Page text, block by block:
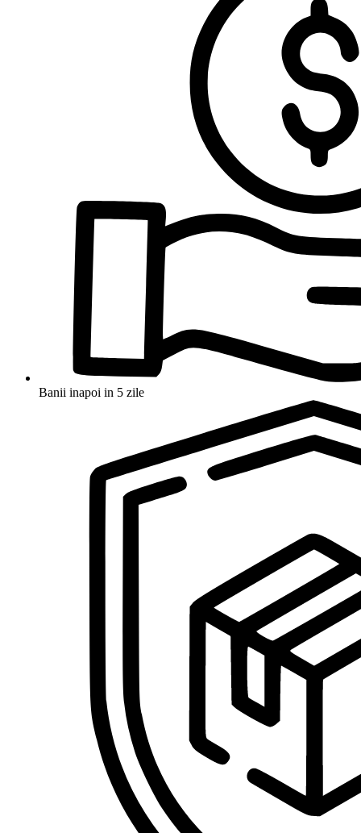
Banii inapoi in 5 zile